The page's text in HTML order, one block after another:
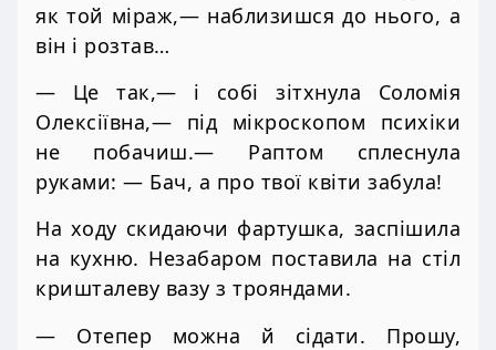
як той міраж,— наблизишся до нього, а
він і розтав…
— Це так,— і собі зітхнула Соломія
Олексіївна,— під мікроскопом психіки
не побачиш.— Раптом сплеснула
руками: — Бач, а про твої квіти забула!
На ходу скидаючи фартушка, заспішила
на кухню. Незабаром поставила на стіл
кришталеву вазу з трояндами.
— Отепер можна й сідати. Прошу,